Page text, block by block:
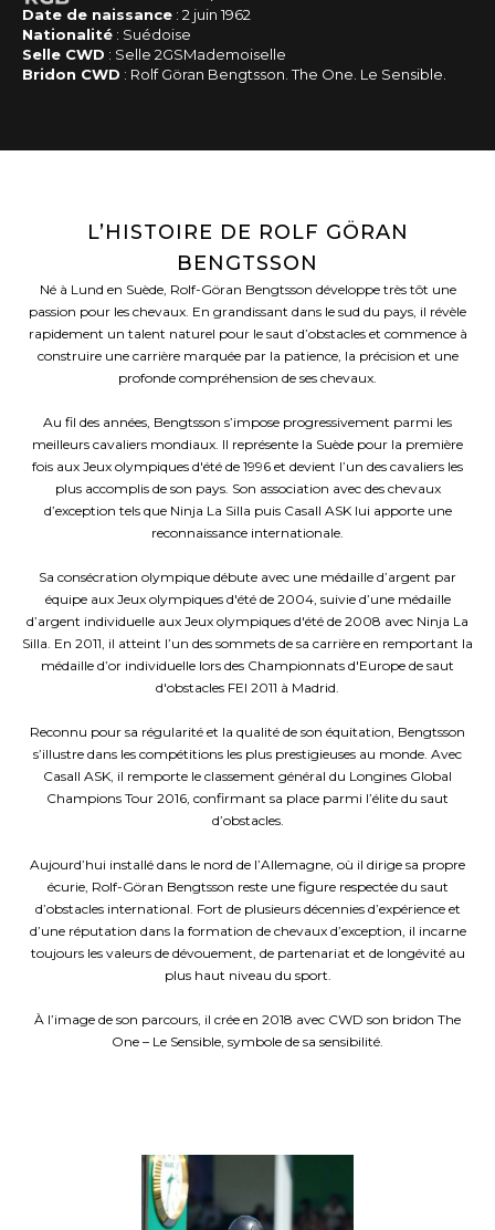
Date de naissance : 2 juin 1962
Nationalité : Suédoise
Selle CWD : Selle 2GSMademoiselle
Bridon CWD : Rolf Göran Bengtsson. The One. Le Sensible.
L’HISTOIRE DE ROLF GÖRAN
BENGTSSON
Né à Lund en Suède, Rolf-Göran Bengtsson développe très tôt une
passion pour les chevaux. En grandissant dans le sud du pays, il révèle
rapidement un talent naturel pour le saut d’obstacles et commence à
construire une carrière marquée par la patience, la précision et une
profonde compréhension de ses chevaux.
Au fil des années, Bengtsson s’impose progressivement parmi les
meilleurs cavaliers mondiaux. Il représente la Suède pour la première
fois aux Jeux olympiques d'été de 1996 et devient l’un des cavaliers les
plus accomplis de son pays. Son association avec des chevaux
d’exception tels que Ninja La Silla puis Casall ASK lui apporte une
reconnaissance internationale.
Sa consécration olympique débute avec une médaille d’argent par
équipe aux Jeux olympiques d'été de 2004, suivie d’une médaille
d’argent individuelle aux Jeux olympiques d'été de 2008 avec Ninja La
Silla. En 2011, il atteint l’un des sommets de sa carrière en remportant la
médaille d’or individuelle lors des Championnats d'Europe de saut
d'obstacles FEI 2011 à Madrid.
Reconnu pour sa régularité et la qualité de son équitation, Bengtsson
s’illustre dans les compétitions les plus prestigieuses au monde. Avec
Casall ASK, il remporte le classement général du Longines Global
Champions Tour 2016, confirmant sa place parmi l’élite du saut
d’obstacles.
Aujourd’hui installé dans le nord de l’Allemagne, où il dirige sa propre
écurie, Rolf-Göran Bengtsson reste une figure respectée du saut
d’obstacles international. Fort de plusieurs décennies d’expérience et
d’une réputation dans la formation de chevaux d’exception, il incarne
toujours les valeurs de dévouement, de partenariat et de longévité au
plus haut niveau du sport.
À l’image de son parcours, il crée en 2018 avec CWD son bridon The
One – Le Sensible, symbole de sa sensibilité.